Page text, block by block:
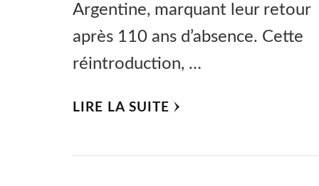
Argentine, marquant leur retour
après 110 ans d’absence. Cette
réintroduction, …
LIRE LA SUITE